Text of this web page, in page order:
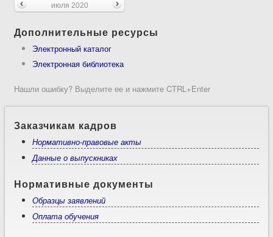
июля 2020
Дополнительные ресурсы
Электронный каталог
Электронная библиотека
Нашли ошибку? Выделите ее и нажмите CTRL+Enter
Заказчикам кадров
Нормативно-правовые акты
Данные о выпускниках
Нормативные документы
Образцы заявлений
Оплата обучения